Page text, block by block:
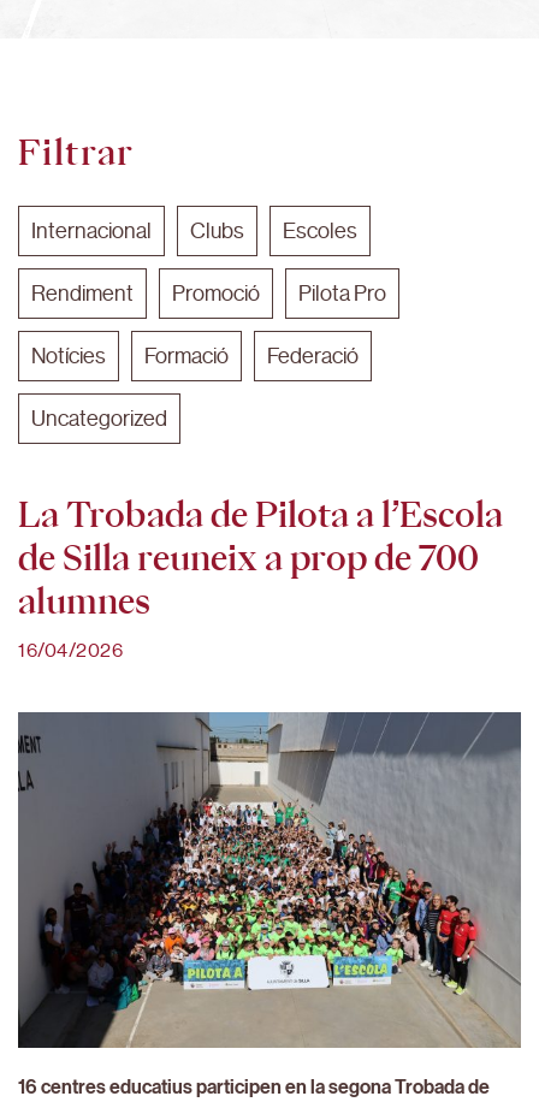
Filtrar
Internacional Clubs Escoles
Rendiment Promoció Pilota Pro
Notícies Formació Federació
Uncategorized
La Trobada de Pilota a l’Escola
de Silla reuneix a prop de 700
alumnes
16/04/2026
16 centres educatius participen en la segona Trobada de